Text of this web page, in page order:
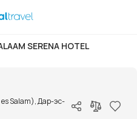
SERENA HOTEL
Salam), Дар-эс-